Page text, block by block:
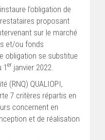
l’obligation de
proposant
sur le marché
et/ou fonds
obligation se substitue
1 er janvier 2022.
(RNQ) QUALIOPI,
7 critères répartis en
concernent en
et de réalisation